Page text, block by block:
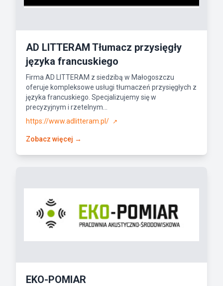
AD LITTERAM Tłumacz przysięgły
języka francuskiego
Firma AD LITTERAM z siedzibą w Małogoszczu
oferuje kompleksowe usługi tłumaczeń przysięgłych z
języka francuskiego. Specjalizujemy się w
precyzyjnym i rzetelnym...
https://www.adlitteram.pl/
↗
Zobacz więcej →
EKO-POMIAR